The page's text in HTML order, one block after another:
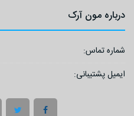
درباره مون آرک
شماره تماس:
ایمیل پشتیبانی: